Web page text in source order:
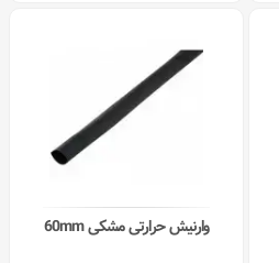
وارنیش حرارتی مشکی 60mm